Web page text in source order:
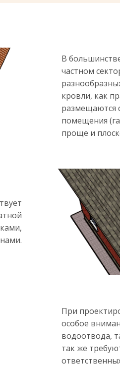
В
частном
кровли, как
размещаются
помещения
проще и
При
особое
водоотвода,
так же